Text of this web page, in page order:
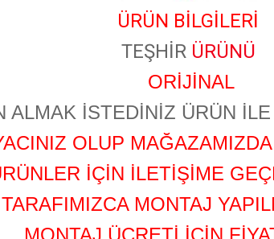
ÜRÜN BİLGİLERİ
TEŞHİR ÜRÜNÜ
ORİJİNAL
ALMAK İSTEDİNİZ ÜRÜN
OLUP
İÇİN İLETİŞİME
TARAFIMIZCA MONTAJ